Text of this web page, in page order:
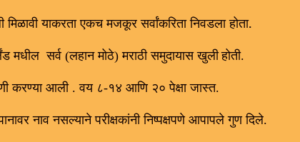
मिळावी याकरता एकच मजकूर सर्वांकरिता निवडला होता.
मधील सर्व (लहान मोठे) मराठी समुदायास खुली होती.
करण्या आली . वय ८-१४ आणि २० पेक्षा जास्त.
नाव नसल्याने परीक्षकांनी निष्पक्षपणे आपापले गुण दिले.